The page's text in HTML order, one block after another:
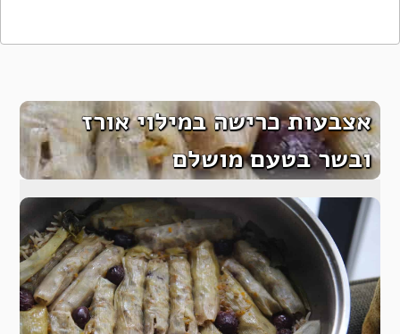
אצבעות כרישה במילוי אורז
ובשר בטעם מושלם